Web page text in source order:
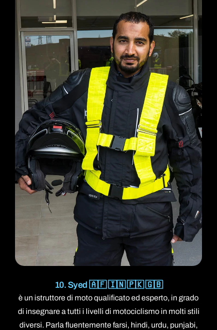
10. Syed 🇦🇫 🇮🇳 🇵🇰 🇬🇧
è un istruttore di moto qualificato ed esperto, in grado
di insegnare a tutti i livelli di motociclismo in molti stili
diversi. Parla fluentemente farsi, hindi, urdu, punjabi,